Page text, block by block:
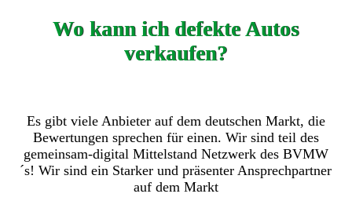
Wo kann ich defekte Autos
verkaufen?
Es gibt viele Anbieter auf dem deutschen Markt, die
Bewertungen sprechen für einen. Wir sind teil des
gemeinsam-digital Mittelstand Netzwerk des BVMW
´s! Wir sind ein Starker und präsenter Ansprechpartner
auf dem Markt